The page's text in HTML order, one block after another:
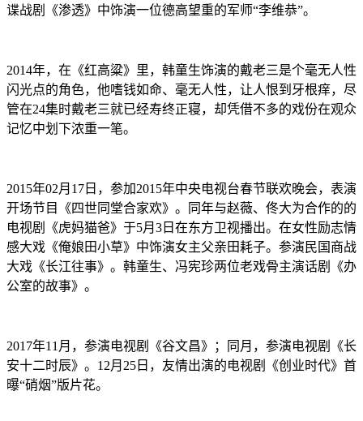
谍战剧《渗透》中饰演一位德高望重的军师“李维恭”。
2014年，在《红高粱》里，韩童生饰演的戴老三是个毫无人性
闪光点的角色，他嗜钱如命、毫无人性，让人恨到牙根痒，尽
管在24集时戴老三就已经寿终正寝，却凭借不多的戏份在观众
记忆中划下浓重一笔。
​2015年02月17日，参加2015年中央电视台春节联欢晚会，表演
开场节目《四世同堂合家欢》。同年与赵薇、佟大为合作的的
电视剧《虎妈猫爸》于5月3日在东方卫视播出。在女性励志情
感大戏《俺娘田小草》中饰演女主父亲田耗子。参演民国商战
大戏《长江往事》。韩童生、冯宪珍两位老戏骨主演话剧《办
公室的故事》。
2017年11月，参演电视剧《谷文昌》；同月，参演电视剧《长
安十二时辰》。12月25日，友情出演的电视剧《创业时代》首
曝“硝烟”版片花。